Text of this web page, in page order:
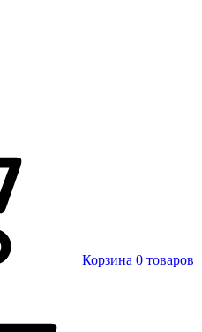
Корзина 0 товаров